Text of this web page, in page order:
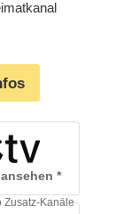
Zusatz-Kanäle